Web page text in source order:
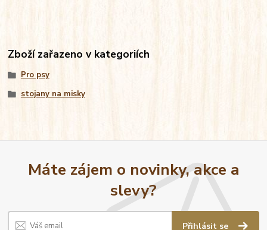
Zboží zařazeno v kategoriích
Pro psy
stojany na misky
Máte zájem o novinky, akce a
slevy?
Přihlásit se